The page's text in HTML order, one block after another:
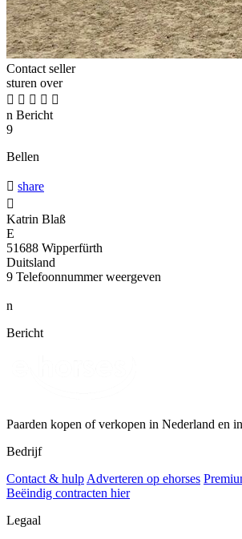
Contact seller
sturen over
    
n Bericht
9
Bellen
 share

Katrin Blaß
E
51688 Wipperfürth
Duitsland
9 Telefoonnummer weergeven
n
Bericht
Paarden kopen of verkopen in Nederland en
Bedrijf
Contact & hulp Adverteren op ehorses
Beëindig contracten hier
Legaal